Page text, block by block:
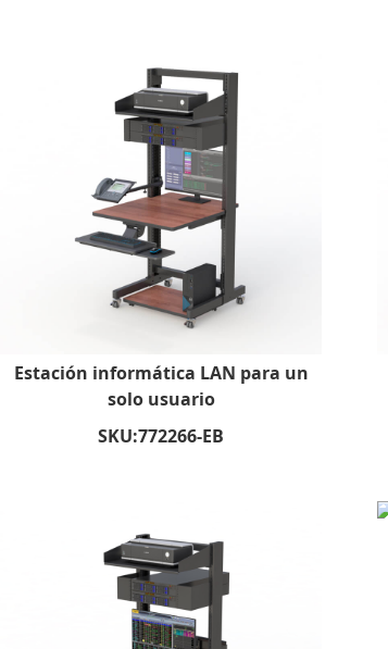
Estación informática LAN para un
solo usuario
SKU:772266-EB